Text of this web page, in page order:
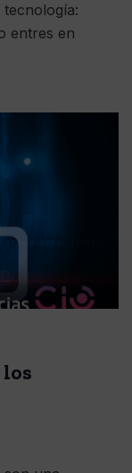
tecnología:
entres en
los